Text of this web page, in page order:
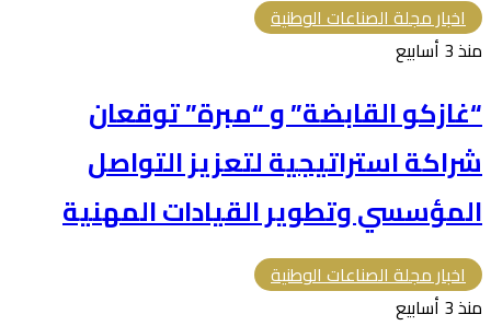
اخبار مجلة الصناعات الوطنية
منذ 3 أسابيع
“غازكو القابضة” و “مبرة” توقعان
شراكة استراتيجية لتعزيز التواصل
المؤسسي وتطوير القيادات المهنية
اخبار مجلة الصناعات الوطنية
منذ 3 أسابيع